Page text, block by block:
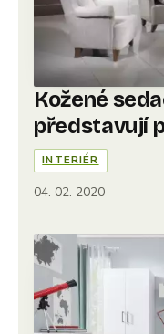
Kožené
představují
INTERIÉR
04. 02. 2020